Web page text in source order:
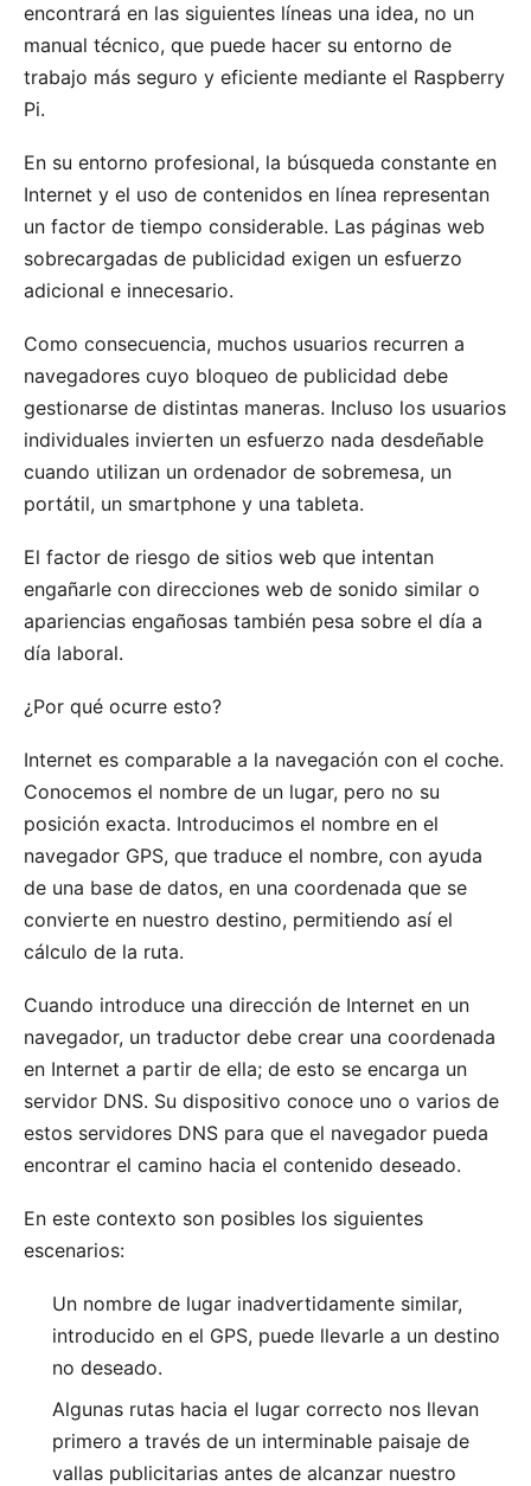
encontrará en las siguientes líneas una idea, no un
manual técnico, que puede hacer su entorno de
trabajo más seguro y eficiente mediante el Raspberry
Pi.
En su entorno profesional, la búsqueda constante en
Internet y el uso de contenidos en línea representan
un factor de tiempo considerable. Las páginas web
sobrecargadas de publicidad exigen un esfuerzo
adicional e innecesario.
Como consecuencia, muchos usuarios recurren a
navegadores cuyo bloqueo de publicidad debe
gestionarse de distintas maneras. Incluso los usuarios
individuales invierten un esfuerzo nada desdeñable
cuando utilizan un ordenador de sobremesa, un
portátil, un smartphone y una tableta.
El factor de riesgo de sitios web que intentan
engañarle con direcciones web de sonido similar o
apariencias engañosas también pesa sobre el día a
día laboral.
¿Por qué ocurre esto?
Internet es comparable a la navegación con el coche.
Conocemos el nombre de un lugar, pero no su
posición exacta. Introducimos el nombre en el
navegador GPS, que traduce el nombre, con ayuda
de una base de datos, en una coordenada que se
convierte en nuestro destino, permitiendo así el
cálculo de la ruta.
Cuando introduce una dirección de Internet en un
navegador, un traductor debe crear una coordenada
en Internet a partir de ella; de esto se encarga un
servidor DNS. Su dispositivo conoce uno o varios de
estos servidores DNS para que el navegador pueda
encontrar el camino hacia el contenido deseado.
En este contexto son posibles los siguientes
escenarios:
Un nombre de lugar inadvertidamente similar,
introducido en el GPS, puede llevarle a un destino
no deseado.
Algunas rutas hacia el lugar correcto nos llevan
primero a través de un interminable paisaje de
vallas publicitarias antes de alcanzar nuestro